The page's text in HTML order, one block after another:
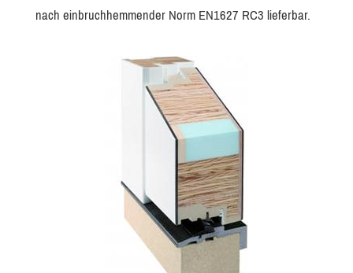
nach einbruchhemmender Norm EN1627 RC3 lieferbar.